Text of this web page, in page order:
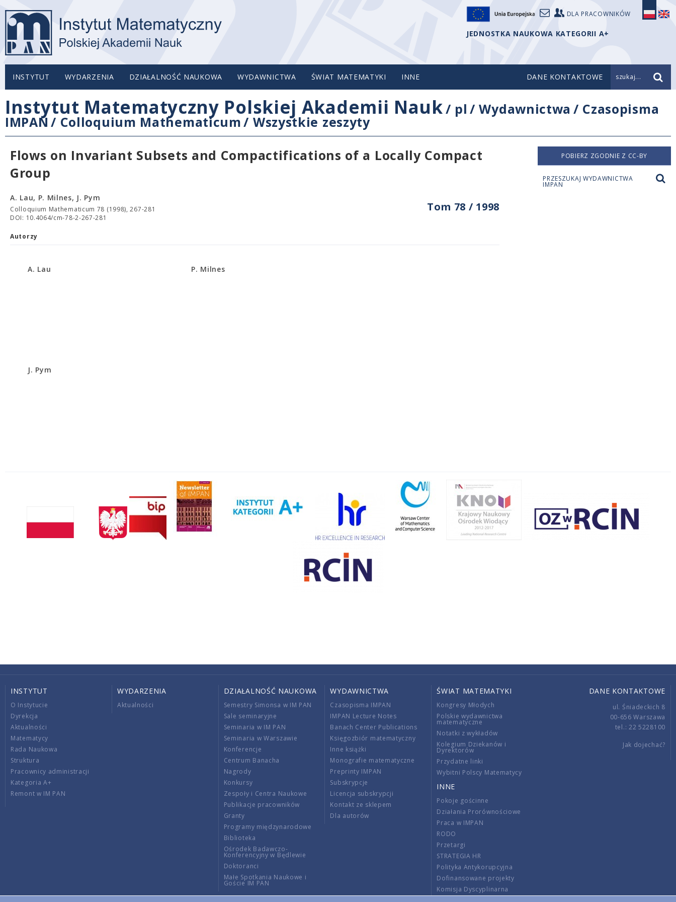
DLA PRACOWNIKÓW
JEDNOSTKA NAUKOWA KATEGORII A+
INSTYTUT WYDARZENIA DZIAŁALNOŚĆ NAUKOWA WYDAWNICTWA ŚWIAT MATEMATYKI INNE DANE KONTAKTOWE szukaj...
Instytut Matematyczny Polskiej Akademii Nauk/ pl /Wydawnictwa / Czasopisma
IMPAN / Colloquium Mathematicum/ Wszystkie zeszyty
Flows on Invariant Subsets and Compactifications of a Locally Compact
Group
Tom 78 / 1998
A. Lau, P. Milnes, J. Pym
Colloquium Mathematicum 78 (1998), 267-281
DOI: 10.4064/cm-78-2-267-281
Autorzy
A. Lau P. Milnes
J. Pym
POBIERZ ZGODNIE Z CC-BY
PRZESZUKAJ WYDAWNICTWA
IMPAN
INSTYTUT
O Instytucie
Dyrekcja
Aktualności
Matematycy
Rada Naukowa
Struktura
Pracownicy administracji
Kategoria A+
Remont w IM PAN
WYDARZENIA
Aktualności
DZIAŁALNOŚĆ NAUKOWA
Semestry Simonsa w IM PAN
Sale seminaryjne
Seminaria w IM PAN
Seminaria w Warszawie
Konferencje
Centrum Banacha
Nagrody
Konkursy
Zespoły i Centra Naukowe
Publikacje pracowników
Granty
Programy międzynarodowe
Biblioteka
Ośrodek Badawczo-
Konferencyjny w Będlewie
Doktoranci
Małe Spotkania Naukowe i
Goście IM PAN
WYDAWNICTWA
Czasopisma IMPAN
IMPAN Lecture Notes
Banach Center Publications
Księgozbiór matematyczny
Inne książki
Monografie matematyczne
Preprinty IMPAN
Subskrypcje
Licencja subskrypcji
Kontakt ze sklepem
Dla autorów
ŚWIAT MATEMATYKI
Kongresy Młodych
Polskie wydawnictwa
matematyczne
Notatki z wykładów
Kolegium Dziekanów i
Dyrektorów
Przydatne linki
Wybitni Polscy Matematycy
INNE
Pokoje gościnne
Działania Prorównościowe
Praca w IMPAN
RODO
Przetargi
STRATEGIA HR
Polityka Antykorupcyjna
Dofinansowane projekty
Komisja Dyscyplinarna
DANE KONTAKTOWE
ul. Śniadeckich 8
00-656 Warszawa
tel.: 22 5228100
Jak dojechać?